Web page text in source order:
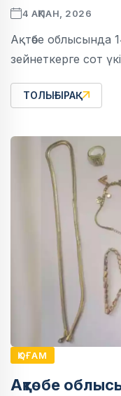
4 АҚПАН, 2026
Ақтөбе облысында
зейнеткерге сот
ТОЛЫҒЫРАҚ
ҚОҒАМ
Ақтөбе